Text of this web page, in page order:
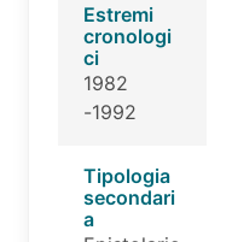
Estremi
cronologi
ci
1982
-1992
Tipologia
secondari
a